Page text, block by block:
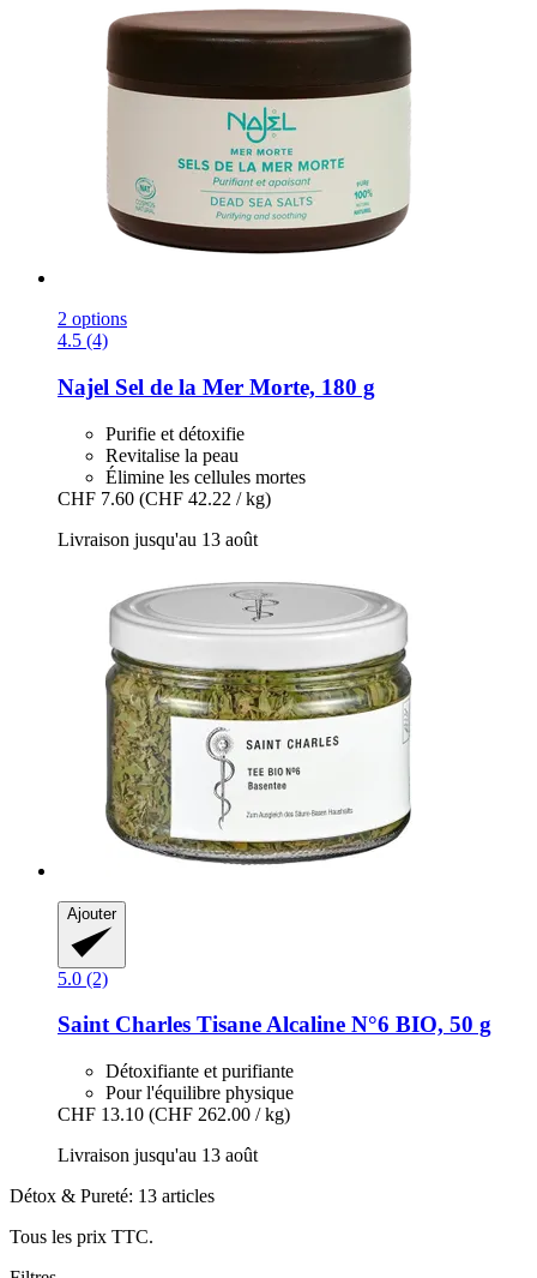
2 options
4.5 (4)
Najel Sel de la Mer Morte, 180 g
Purifie et détoxifie
Revitalise la peau
Élimine les cellules mortes
CHF 7.60 (CHF 42.22 / kg)
Livraison jusqu'au 13 août
Ajouter
5.0 (2)
Saint Charles Tisane Alcaline N°6 BIO, 50 g
Détoxifiante et purifiante
Pour l'équilibre physique
CHF 13.10 (CHF 262.00 / kg)
Livraison jusqu'au 13 août
Détox & Pureté: 13 articles
Tous les prix TTC.